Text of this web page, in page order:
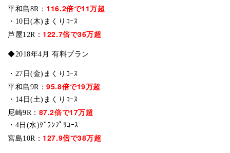
平和島8R： 116.2倍で11万超
・10日(木)まくりｺｰｽ
芦屋12R： 122.7倍で36万超
◆2018年4月 有料プラン
・27日(金)まくりｺｰｽ
平和島9R：95.8倍で19万超
・14日(土)まくりｺｰｽ
尼崎9R： 87.2倍で17万超
・4日(水)ｸﾞﾗﾝﾌﾟﾘｺｰｽ
宮島10R： 127.9倍で38万超